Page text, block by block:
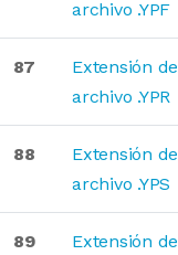
archivo .YPF
87
Extensión de
archivo .YPR
88
Extensión de
archivo .YPS
89
Extensión de